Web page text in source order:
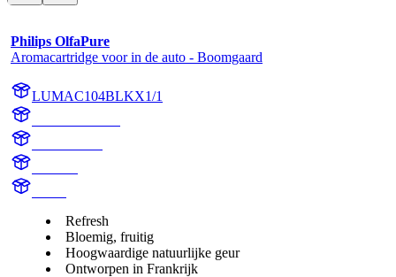
Philips OlfaPure
Aromacartridge voor in de auto - Boomgaard
LUMAC104BLKX1/1
Refresh
Bloemig, fruitig
Hoogwaardige natuurlijke geur
Ontworpen in Frankrijk